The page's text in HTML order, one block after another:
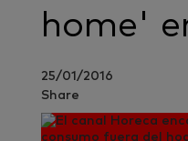
home'
25/01/2016
Share